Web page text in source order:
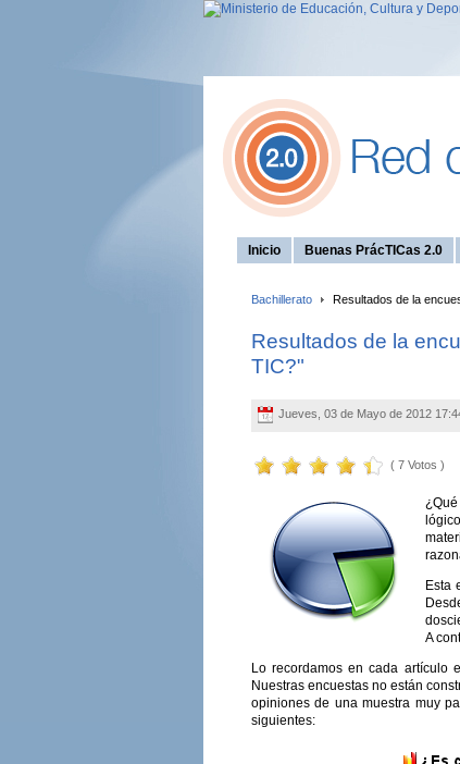
Inicio Buenas PrácTICas 2.0
Bachillerato Resultados de la
Resultados de la
TIC?"
Jueves, 03 de Mayo de 2012
( 7 Votos )
Esta
A
Lo recordamos en cada artículo
Nuestras encuestas no están
opiniones de una muestra muy
siguientes: